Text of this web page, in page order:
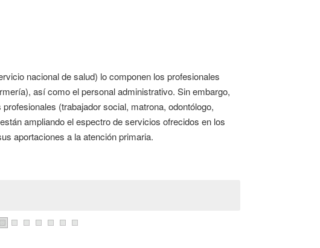
nacional de salud) lo componen los profesionales
así como el personal administrativo. Sin embargo,
(trabajador social, matrona, odontólogo,
ampliando el espectro de servicios ofrecidos en los
aportaciones a la atención primaria.